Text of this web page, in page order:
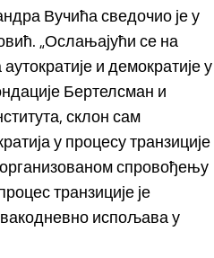
Вучића сведочио је у
„Ослањајући се на
и демократије у
Бертелсман и
склон сам
у процесу транзиције
спровођењу
транзиције је
испољава у